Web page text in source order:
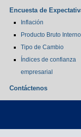
Encuesta de
Inflación
Producto Bruto Interno
Tipo de Cambio
Índices de confianza
empresarial
Contáctenos